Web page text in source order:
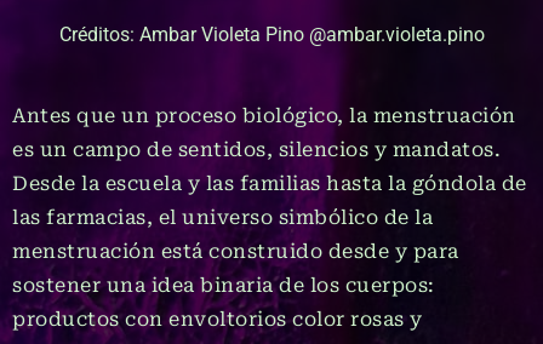
Créditos: Ambar Violeta Pino @ambar.violeta.pino
Antes que un proceso biológico, la menstruación
es un campo de sentidos, silencios y mandatos.
Desde la escuela y las familias hasta la góndola de
las farmacias, el universo simbólico de la
menstruación está construido desde y para
sostener una idea binaria de los cuerpos:
productos con envoltorios color rosas y